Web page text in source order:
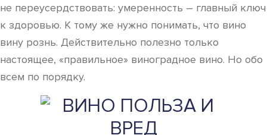
не переусердствовать: умеренность – главный ключ
к здоровью. К тому же нужно понимать, что вино
вину рознь. Действительно полезно только
настоящее, «правильное» виноградное вино. Но обо
всем по порядку.